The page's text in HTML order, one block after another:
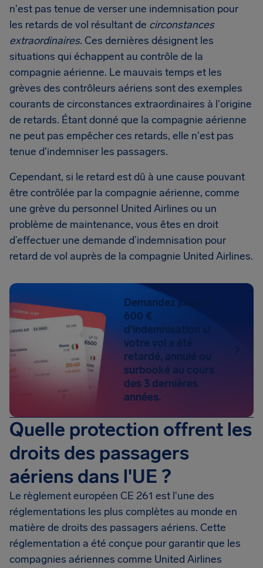
n'est pas tenue de verser une indemnisation pour
les retards de vol résultant de circonstances
extraordinaires. Ces dernières désignent les
situations qui échappent au contrôle de la
compagnie aérienne. Le mauvais temps et les
grèves des contrôleurs aériens sont des exemples
courants de circonstances extraordinaires à l'origine
de retards. Étant donné que la compagnie aérienne
ne peut pas empêcher ces retards, elle n'est pas
tenue d'indemniser les passagers.
Cependant, si le retard est dû à une cause pouvant
être contrôlée par la compagnie aérienne, comme
une grève du personnel United Airlines ou un
problème de maintenance, vous êtes en droit
d’effectuer une demande d’indemnisation pour
retard de vol auprès de la compagnie United Airlines.
Demandez jusqu'à
600 €
d'indemnisation si
votre vol a été
retardé, annulé ou
surbooké au cours
des 3 dernières
années.
Quelle protection offrent les
droits des passagers
aériens dans l'UE ?
Le règlement européen CE 261 est l'une des
réglementations les plus complètes au monde en
matière de droits des passagers aériens. Cette
réglementation a été conçue pour garantir que les
compagnies aériennes comme United Airlines